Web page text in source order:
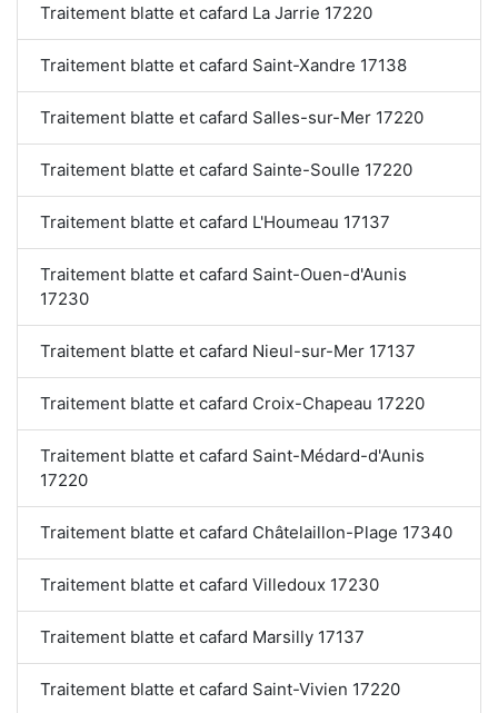
Traitement blatte et cafard La Jarrie 17220
Traitement blatte et cafard Saint-Xandre 17138
Traitement blatte et cafard Salles-sur-Mer 17220
Traitement blatte et cafard Sainte-Soulle 17220
Traitement blatte et cafard L'Houmeau 17137
Traitement blatte et cafard Saint-Ouen-d'Aunis
17230
Traitement blatte et cafard Nieul-sur-Mer 17137
Traitement blatte et cafard Croix-Chapeau 17220
Traitement blatte et cafard Saint-Médard-d'Aunis
17220
Traitement blatte et cafard Châtelaillon-Plage 17340
Traitement blatte et cafard Villedoux 17230
Traitement blatte et cafard Marsilly 17137
Traitement blatte et cafard Saint-Vivien 17220